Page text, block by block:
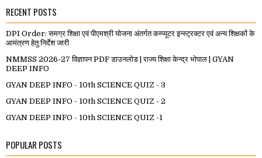
RECENT POSTS
DPI Order: समग्र शिक्षा एवं पीएमश्री योजना अंतर्गत कम्प्यूटर इन्स्ट्रक्टर एवं अन्य शिक्षकों के
आमंत्रण हेतु निर्देश जारी
NMMSS 2026-27 विज्ञापन PDF डाउनलोड | राज्य शिक्षा केन्द्र भोपाल | GYAN
DEEP INFO
GYAN DEEP INFO - 10th SCIENCE QUIZ - 3
GYAN DEEP INFO - 10th SCIENCE QUIZ - 2
GYAN DEEP INFO - 10th SCIENCE QUIZ -1
POPULAR POSTS